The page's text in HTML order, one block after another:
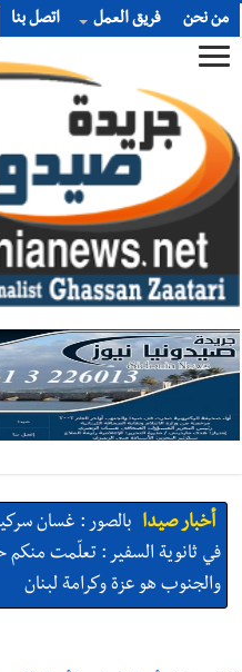
من نحن فريق العمل اتصل بنا
أخبار صيدا بالصور : غسان
في ثانوية السفير : تعلّمت
والجنوب هو عزة وكرامة لبنان